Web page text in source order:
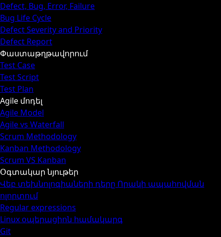
Defect, Bug, Error, Failure
Bug Life Cycle
Defect Severity and Priority
Defect Report
Փաստաթղթավորում
Test Case
Test Script
Test Plan
Agile մոդել
Agile Model
Agile vs Waterfall
Scrum Methodology
Kanban Methodology
Scrum VS Kanban
Օգտակար նյութեր
Վեբ տեխնոլոգիաների դերը Որակի ապահովման
ոլորտում
Regular expressions
Linux օպերացիոն համակարգ
Git